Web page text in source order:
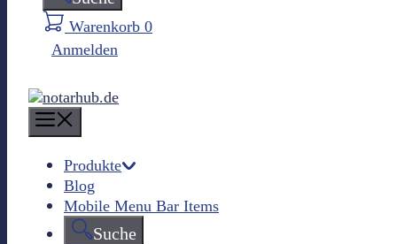
Warenkorb 0
Anmelden
e
n
u
Produkte
Blog
Mobile Menu Bar Items
Suche